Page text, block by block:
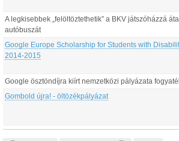
A legkisebbek „felöltöztethetik” a BKV játszóházzá
autóbuszát
Google Europe Scholarship for Students with
2014-2015
Google ösztöndíjra kiírt nemzetközi pályázata
Gombold újra! - öltözékpályázat